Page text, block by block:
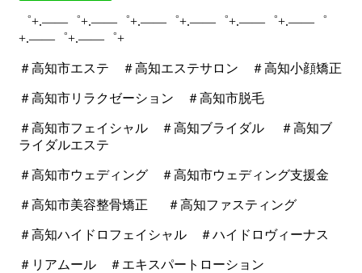
゜+.――゜+.――゜+.――゜+.――゜+.――゜+.――゜
+.――゜+.――゜+
＃高知市エステ ＃高知エステサロン ＃高知小顔矯正
＃高知市リラクゼーション ＃高知市脱毛
＃高知市フェイシャル ＃高知ブライダル ＃高知ブ
ライダルエステ
＃高知市ウェディング ＃高知市ウェディング支援金
＃高知市美容整骨矯正 ＃高知ファスティング
＃高知ハイドロフェイシャル ＃ハイドロヴィーナス
＃リアムール ＃エキスパートローション